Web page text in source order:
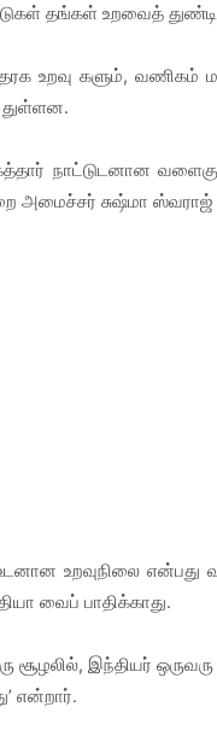
தங்கள் உறவைத்
உறவு களும், வணிகம்
துள்ளன.
நாட்டுடனான
அமைச்சர் சுஷ்மா ஸ்வராஜ்
உறவுநிலை என்பது
வைப் பாதிக்காது.
இந்தியர் ஒருவரு
என்றார்.